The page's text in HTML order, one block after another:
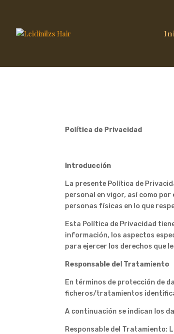
Política de Privacidad
Introducción
La presente Política de
personal en vigor, así como
personas físicas en lo que
Esta Política de Privacidad
información, los aspectos
para ejercer los derechos que
Responsable del Tratamiento
En términos de protección de
ficheros/tratamientos
A continuación se indican los
Responsable del Tratamiento: